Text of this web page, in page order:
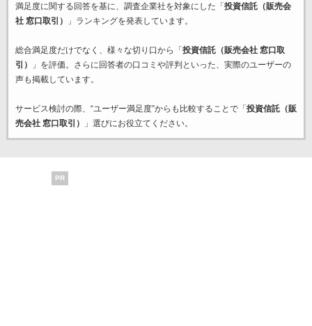
満足度に関する回答を基に、調査企業社を対象にした「 投資信託（販売会
社 窓口取引）
」ランキングを発表しています。
総合満足度だけでなく、様々な切り口から「 投資信託（販売会社 窓口取
引）
」を評価。さらに回答者の口コミや評判といった、実際のユーザーの
声も掲載しています。
サービス検討の際、“ユーザー満足度”からも比較することで「 投資信託（販
売会社 窓口取引）
」選びにお役立てください。
PR